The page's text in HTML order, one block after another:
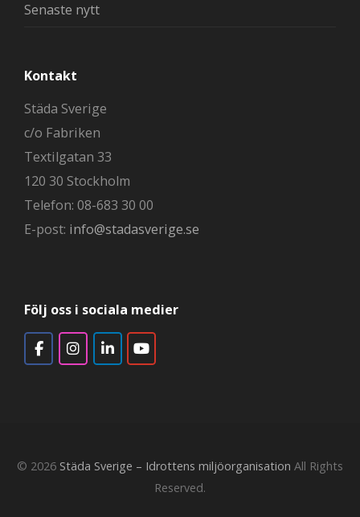
Senaste nytt
Kontakt
Städa Sverige
c/o Fabriken
Textilgatan 33
120 30 Stockholm
Telefon: 08-683 30 00
E-post: info@stadasverige.se
Följ oss i sociala medier
© 2026 Städa Sverige – Idrottens miljöorganisation All Rights
Reserved.